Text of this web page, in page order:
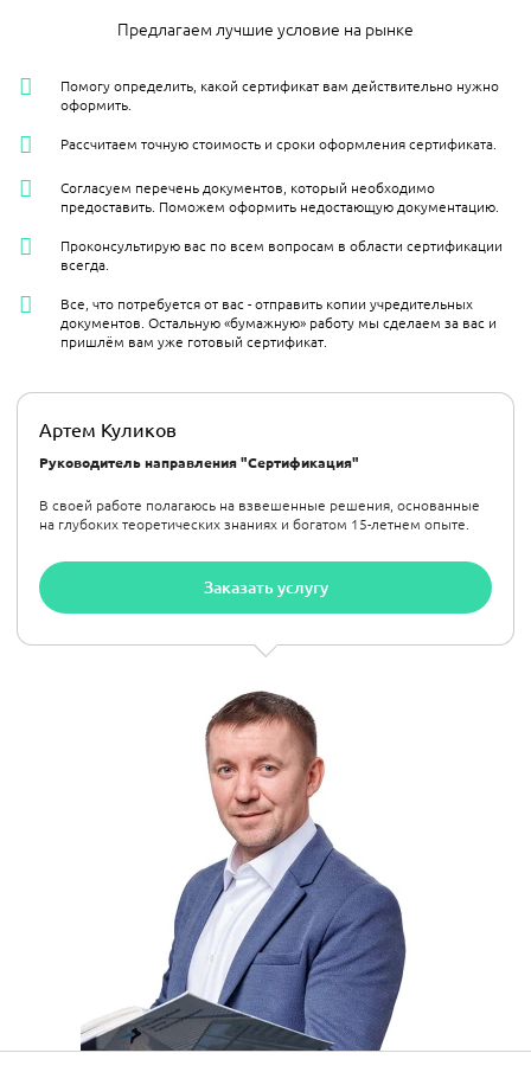
Предлагаем лучшие условие на рынке
Артем Куликов
Руководитель направления "Сертификация"
В своей работе полагаюсь на взвешенные решения, основанные
на глубоких теоретических знаниях и богатом 15-летнем опыте.
Заказать услугу
Помогу определить, какой сертификат вам действительно нужно
оформить.
Рассчитаем точную стоимость и сроки оформления сертификата.
Согласуем перечень документов, который необходимо
предоставить. Поможем оформить недостающую документацию.
Проконсультирую вас по всем вопросам в области сертификации
всегда.
Все, что потребуется от вас - отправить копии учредительных
документов. Остальную «бумажную» работу мы сделаем за вас и
пришлём вам уже готовый сертификат.